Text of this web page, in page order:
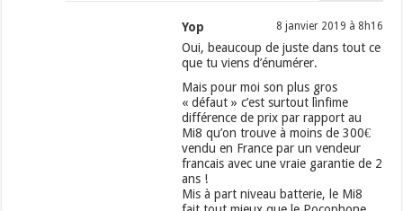
Yop 8 janvier 2019 à 8h16
Oui, beaucoup de juste dans tout ce
que tu viens d’énumérer.
Mais pour moi son plus gros
« défaut » c’est surtout lìnfime
différence de prix par rapport au
Mi8 qu’on trouve à moins de 300€
vendu en France par un vendeur
francais avec une vraie garantie de 2
ans !
Mis à part niveau batterie, le Mi8